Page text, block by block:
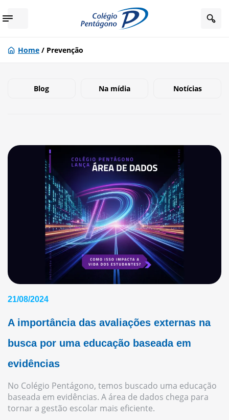
Home / Prevenção
Blog Na mídia Notícias
21/08/2024
A importância das avaliações externas na
busca por uma educação baseada em
evidências
No Colégio Pentágono, temos buscado uma educação
baseada em evidências. A área de dados chega para
tornar a gestão escolar mais eficiente.